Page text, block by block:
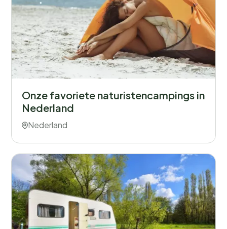
Onze favoriete naturistencampings in
Nederland
Nederland